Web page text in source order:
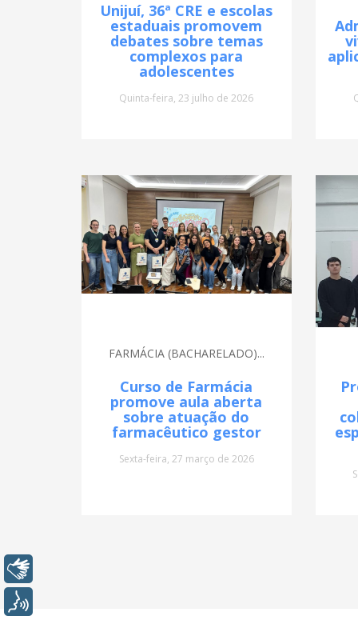
Unijuí, 36ª CRE e escolas
estaduais promovem
debates sobre temas
complexos para
adolescentes
Quinta-feira, 23 julho de 2026
FARMÁCIA (BACHARELADO)...
Curso de Farmácia
promove aula aberta
sobre atuação do
farmacêutico gestor
Sexta-feira, 27 março de 2026